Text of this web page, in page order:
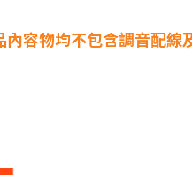
容物均不包含調音配線